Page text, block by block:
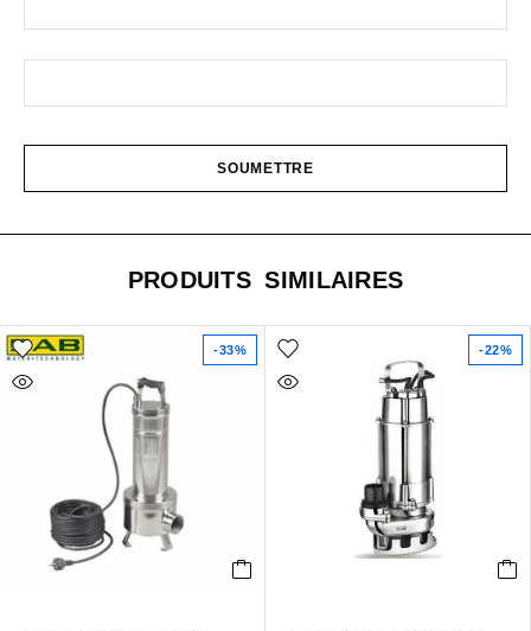
PRODUITS SIMILAIRES
-33% -22%